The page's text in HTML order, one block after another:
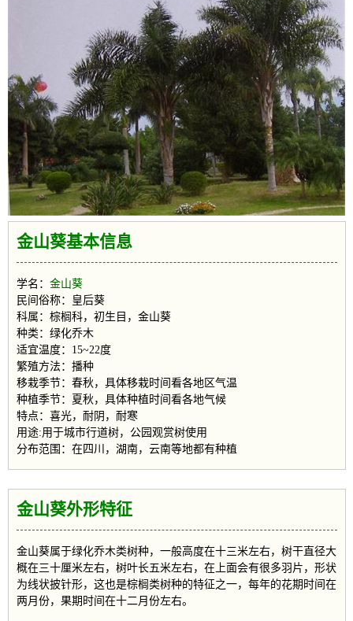
金山葵基本信息
学名： 金山葵
民间俗称：皇后葵
科属：棕榈科，初生目，金山葵
种类：绿化乔木
适宜温度：15~22度
繁殖方法：播种
移栽季节：春秋，具体移栽时间看各地区气温
种植季节：夏秋，具体种植时间看各地气候
特点：喜光，耐阴，耐寒
用途:用于城市行道树，公园观赏树使用
分布范围：在四川，湖南，云南等地都有种植
金山葵外形特征
金山葵属于绿化乔木类树种，一般高度在十三米左右，树干直径大
概在三十厘米左右，树叶长五米左右，在上面会有很多羽片，形状
为线状披针形，这也是棕榈类树种的特征之一，每年的花期时间在
两月份，果期时间在十二月份左右。